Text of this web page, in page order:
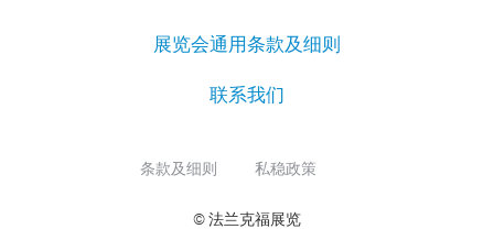
展览会通用条款及细则
联系我们
条款及细则 私稳政策
© 法兰克福展览